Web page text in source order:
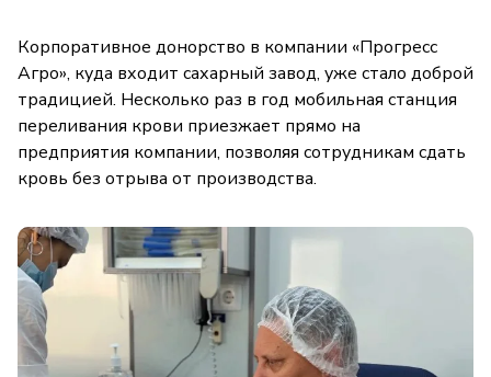
Корпоративное донорство в компании «Прогресс
Агро», куда входит сахарный завод, уже стало доброй
традицией. Несколько раз в год мобильная станция
переливания крови приезжает прямо на
предприятия компании, позволяя сотрудникам сдать
кровь без отрыва от производства.